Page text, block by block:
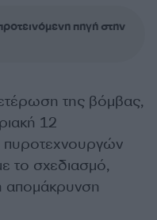
πηγή στην
της βόμβας,
12
πυροτεχνουργών
το σχεδιασμό,
απομάκρυνση